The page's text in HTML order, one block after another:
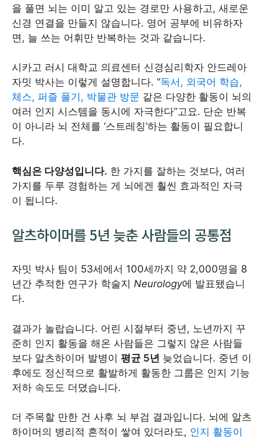
을 풀면 뇌는 이미 알고 있는 경로만 사용하고, 새로운
신경 연결을 만들지 않습니다. 영어 공부에 비유하자
면, 늘 쓰는 어휘만 반복하는 것과 같습니다.
시카고 러시 대학교 의료센터 신경심리학자 안드레아
자밋 박사는 이렇게 설명합니다. “독서, 외국어 학습,
체스, 퍼즐 풀기, 박물관 방문 같은 다양한 활동이 뇌의
여러 인지 시스템을 동시에 자극한다”고요. 단순 반복
이 아니라 뇌 전체를 ‘스트레칭’하는 활동이 필요합니
다.
핵심은 다양성입니다. 한 가지를 잘하는 것보다, 여러
가지를 두루 경험하는 게 뇌에겐 훨씬 효과적인 자극
이 됩니다.
알츠하이머를 5년 늦춘 사람들의 공통점
자밋 박사 팀이 53세에서 100세까지 약 2,000명을 8
년간 추적한 연구가 학술지 Neurology에 발표됐습니
다.
결과가 놀랍습니다. 어린 시절부터 중년, 노년까지 꾸
준히 인지 활동을 해온 사람들은 그렇지 않은 사람들
보다 알츠하이머 발병이 평균 5년 늦었습니다. 중년 이
후에도 정신적으로 활발하게 활동한 그룹은 인지 기능
저하 속도도 더뎠습니다.
더 주목할 만한 건 사후 뇌 부검 결과입니다. 뇌에 알츠
하이머의 병리적 흔적이 쌓여 있더라도, 인지 활동이